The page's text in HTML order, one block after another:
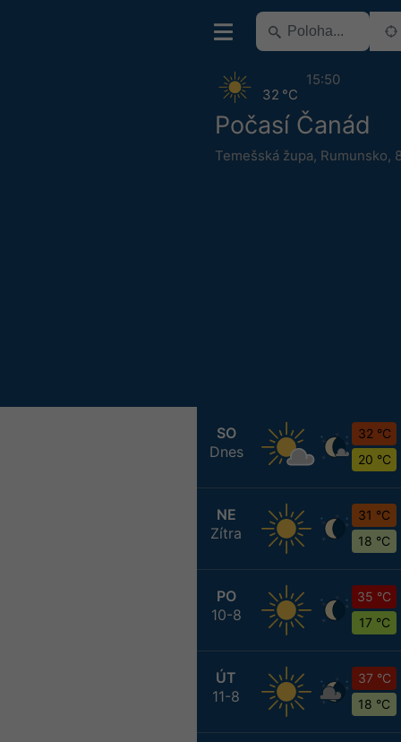
Počasí Čanád
Temešská župa, Rumunsko,
32 °C
15:50
SO
Dnes
32 °C
20 °C
NE
Zítra
31 °C
18 °C
PO
10-8
35 °C
17 °C
ÚT
11-8
37 °C
18 °C